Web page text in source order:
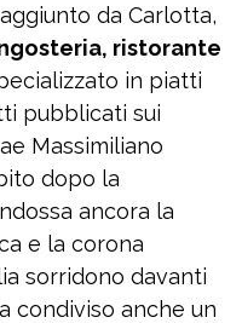
da Carlotta,
ristorante
in piatti
pubblicati sui
Massimiliano
dopo la
ancora la
e la corona
sorridono davanti
condiviso anche un